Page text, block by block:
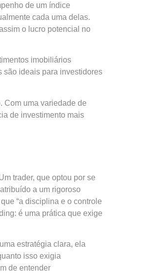
de um índice
cada uma delas.
o lucro potencial no
imobiliários
são ideais para investidores
Com uma variedade de
de investimento mais
trader, que optou por se
a um rigoroso
“a disciplina e o controle
é uma prática que exige
estratégia clara, ela
isso exigia
de entender